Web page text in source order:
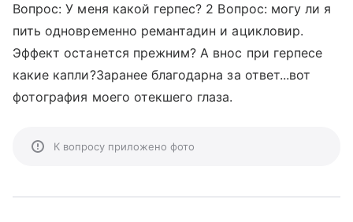
Вопрос: У меня какой герпес? 2 Вопрос: могу ли я
пить одновременно ремантадин и ацикловир.
Эффект останется прежним? А внос при герпесе
какие капли?Заранее благодарна за ответ...вот
фотография моего отекшего глаза.
К вопросу приложено фото